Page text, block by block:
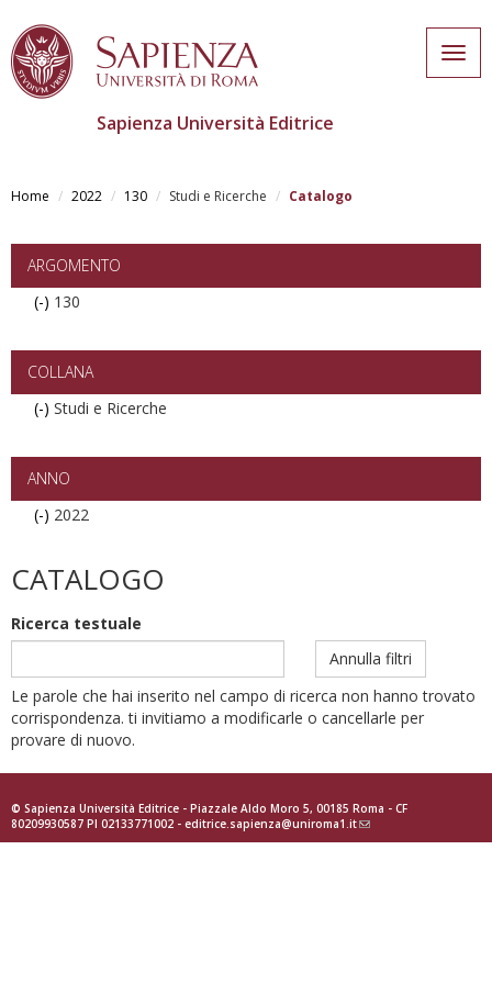
main
Sapienza Università Editrice
Home 2022 130 Studi e Ricerche Catalogo
ARGOMENTO
(-) Remove
filter
130
COLLANA
(-) Remove
e
Ricerche
filter
Studi e Ricerche
ANNO
(-) Remove
2022
CATALOGO
Ricerca testuale
Annulla filtri
Le parole che hai inserito nel campo di ricerca non hanno trovato
corrispondenza. ti invitiamo a modificarle o cancellarle per
provare di nuovo.
© Sapienza Università Editrice - Piazzale Aldo Moro 5, 00185 Roma - CF
80209930587 PI 02133771002 - editrice.sapienza@uniroma1.it(link
sends